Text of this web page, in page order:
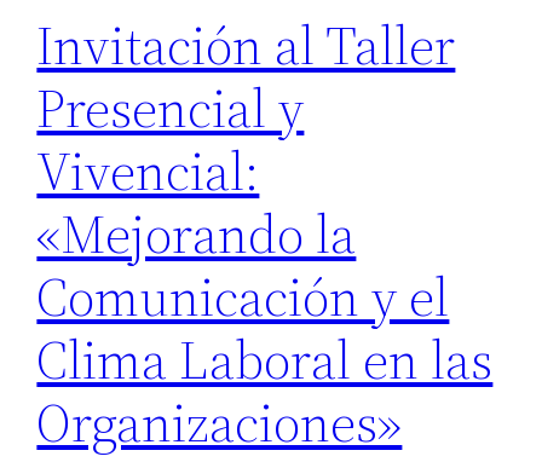
Invitación al Taller
Presencial y
Vivencial:
«Mejorando la
Comunicación y el
Clima Laboral en las
Organizaciones»